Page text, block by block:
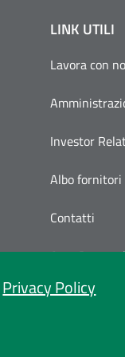
Privacy Policy
LINK UTILI
Lavora con
Investor
Albo fornitori
Contatti
Area